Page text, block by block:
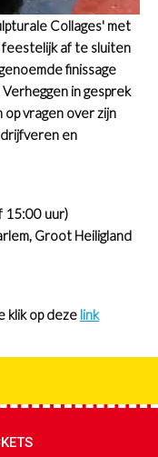
Collages' met
feestelijk af te sluiten
finissage
in gesprek
op vragen over zijn
en
15:00 uur)
Groot Heiligland
klik op deze link